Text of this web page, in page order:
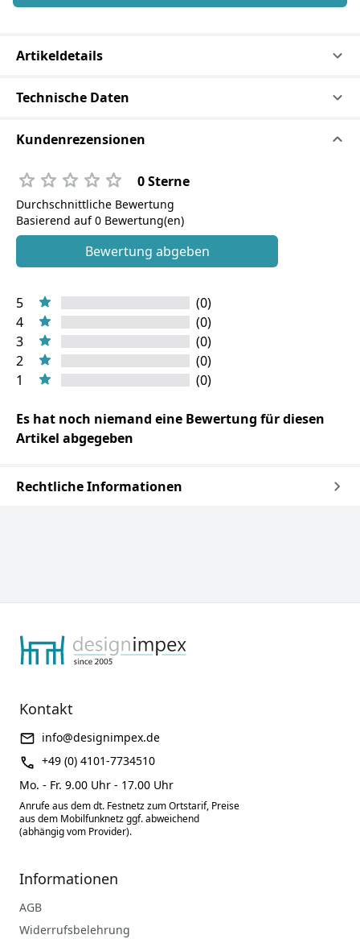
Artikeldetails
Technische Daten
Kundenrezensionen
0 Sterne
Durchschnittliche Bewertung
Basierend auf 0 Bewertung(en)
Bewertung abgeben
5
(0)
4
(0)
3
(0)
2
(0)
1
(0)
Es hat noch niemand eine Bewertung für diesen
Artikel abgegeben
Rechtliche Informationen
Kontakt
info@designimpex.de
+49 (0) 4101-7734510
Mo. - Fr. 9.00 Uhr - 17.00 Uhr
Anrufe aus dem dt. Festnetz zum Ortstarif, Preise
aus dem Mobilfunknetz ggf. abweichend
(abhängig vom Provider).
Informationen
AGB
Widerrufsbelehrung